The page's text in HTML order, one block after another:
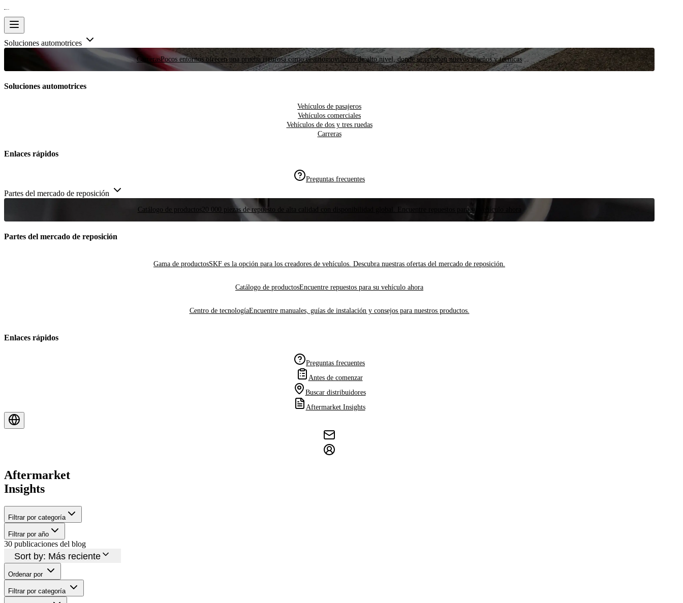
Soluciones automotrices
CarrerasPocos entornos ofrecen una prueba rigurosa como el automovilismo de alto nivel, donde se prueban nuevos diseños y técnicas
Soluciones automotrices
Vehículos de pasajeros
Vehículos comerciales
Vehículos de dos y tres ruedas
Carreras
Enlaces rápidos
Preguntas frecuentes
Partes del mercado de reposición
Catálogo de productos20 000 piezas de repuesto de alta calidad con disponibilidad global. Encuentre repuestos para su vehículo ahora
Partes del mercado de reposición
Gama de productosSKF es la opción para los creadores de vehículos. Descubra nuestras ofertas del mercado de reposición.
Catálogo de productosEncuentre repuestos para su vehículo ahora
Centro de tecnologíaEncuentre manuales, guías de instalación y consejos para nuestros productos.
Enlaces rápidos
Preguntas frecuentes
Antes de comenzar
Buscar distribuidores
Aftermarket Insights
Aftermarket
Insights
Filtrar por categoría
Filtrar por año
30 publicaciones del blog
Sort by: Más reciente
Ordenar por
Filtrar por categoría